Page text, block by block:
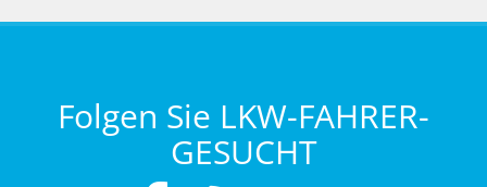
Folgen Sie LKW-FAHRER-
GESUCHT